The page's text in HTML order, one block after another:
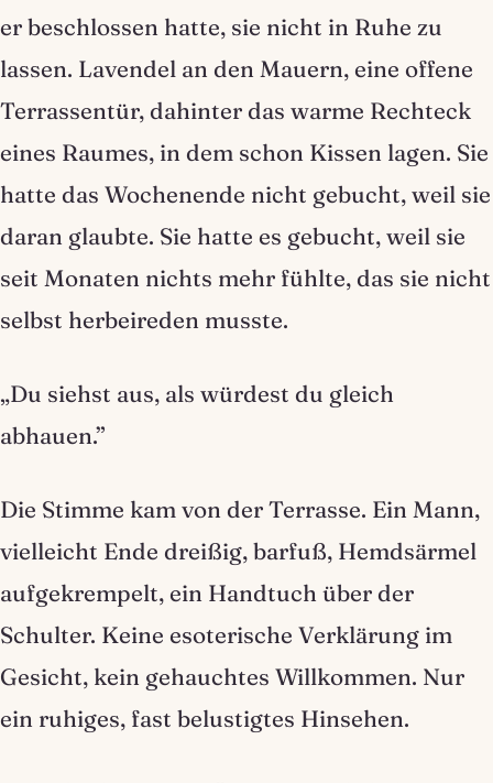
er beschlossen hatte, sie nicht in Ruhe zu
lassen. Lavendel an den Mauern, eine offene
Terrassentür, dahinter das warme Rechteck
eines Raumes, in dem schon Kissen lagen. Sie
hatte das Wochenende nicht gebucht, weil sie
daran glaubte. Sie hatte es gebucht, weil sie
seit Monaten nichts mehr fühlte, das sie nicht
selbst herbeireden musste.
„Du siehst aus, als würdest du gleich
abhauen.”
Die Stimme kam von der Terrasse. Ein Mann,
vielleicht Ende dreißig, barfuß, Hemdsärmel
aufgekrempelt, ein Handtuch über der
Schulter. Keine esoterische Verklärung im
Gesicht, kein gehauchtes Willkommen. Nur
ein ruhiges, fast belustigtes Hinsehen.